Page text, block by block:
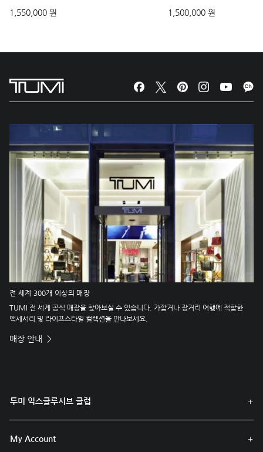
1,550,000 원 1,500,000 원
전 세계 300개 이상의 매장
TUMI 전 세계 공식 매장을 찾아보실 수 있습니다. 가깝거나 장거리 여행에 적합한
액세서리 및 라이프스타일 컬렉션을 만나보세요.
매장 안내
투미 익스클루시브 클럽
My Account